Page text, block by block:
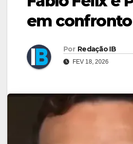
em confronto
Por Redação IB
FEV 18, 2026